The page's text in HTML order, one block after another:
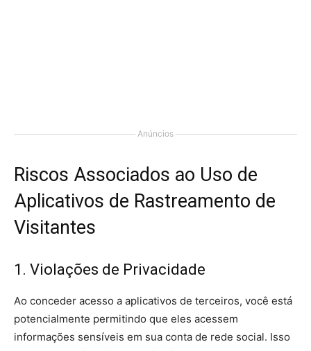
Anúncios
Riscos Associados ao Uso de
Aplicativos de Rastreamento de
Visitantes
1. Violações de Privacidade
Ao conceder acesso a aplicativos de terceiros, você está
potencialmente permitindo que eles acessem
informações sensíveis em sua conta de rede social. Isso